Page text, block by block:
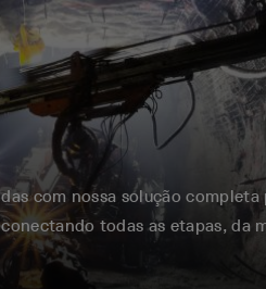
com nossa solução completa
todas as etapas, da